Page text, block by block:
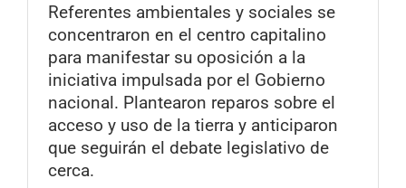
Referentes ambientales y sociales se
concentraron en el centro capitalino
para manifestar su oposición a la
iniciativa impulsada por el Gobierno
nacional. Plantearon reparos sobre el
acceso y uso de la tierra y anticiparon
que seguirán el debate legislativo de
cerca.